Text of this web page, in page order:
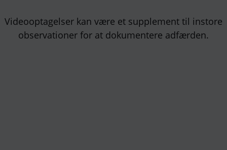
Videooptagelser kan være et supplement til instore
observationer for at dokumentere adfærden.